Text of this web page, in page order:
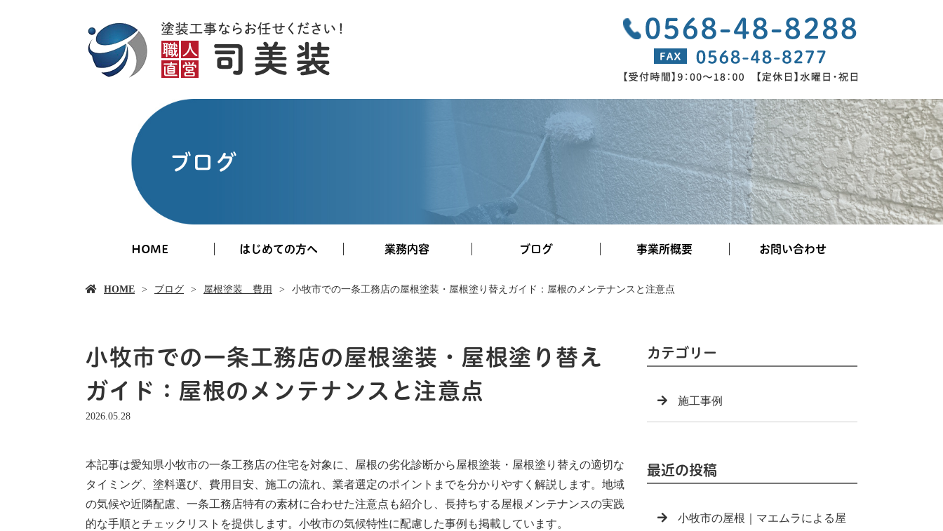
ブログ
HOME はじめての方へ 業務内容 ブログ 事業所概要 お問い合わせ
HOME ブログ 屋根塗装 費用 小牧市での一条工務店の屋根塗装・屋根塗り替えガイド：屋根のメンテナンスと注意点
小牧市での一条工務店の屋根塗装・屋根塗り替え
ガイド：屋根のメンテナンスと注意点
2026.05.28
本記事は愛知県小牧市の一条工務店の住宅を対象に、屋根の劣化診断から屋根塗装・屋根塗り替えの適切な
タイミング、塗料選び、費用目安、施工の流れ、業者選定のポイントまでを分かりやすく解説します。地域
の気候や近隣配慮、一条工務店特有の素材に合わせた注意点も紹介し、長持ちする屋根メンテナンスの実践
的な手順とチェックリストを提供します。小牧市の気候特性に配慮した事例も掲載しています。
カテゴリー
施工事例
最近の投稿
小牧市の屋根｜マエムラによる屋